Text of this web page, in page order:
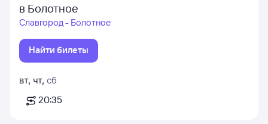
в Болотное
Славгород - Болотное
Найти билеты
вт, чт, сб
20:35